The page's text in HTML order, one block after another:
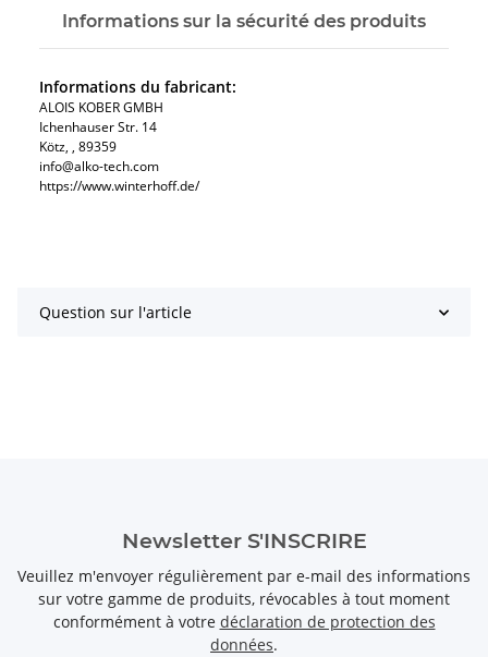
Informations sur la sécurité des produits
Informations du fabricant:
ALOIS KOBER GMBH​
Ichenhauser Str. 14
Kötz​, , 89359
info@alko-tech.com
https://www.winterhoff.de/
Question sur l'article
Newsletter S'INSCRIRE
Veuillez m'envoyer régulièrement par e-mail des informations
sur votre gamme de produits, révocables à tout moment
conformément à votre déclaration de protection des
données.